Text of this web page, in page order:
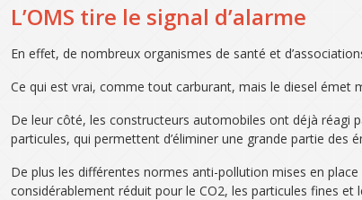
L’OMS tire le signal d’alarme
En effet, de nombreux organismes de santé et
Ce qui est vrai, comme tout carburant, mais le diesel émet
De leur côté, les constructeurs automobiles ont déjà réagi
particules, qui permettent d’éliminer une grande partie
De plus les différentes normes anti-pollution mises en
considérablement réduit pour le CO2, les particules fines et